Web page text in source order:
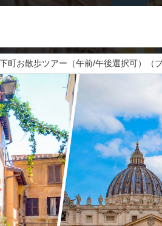
お散歩ツアー（午前/午後選択可）（